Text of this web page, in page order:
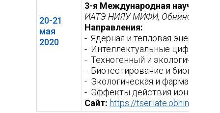
20-21
мая
2020
3-я Международная научная
ИАТЭ НИЯУ МИФИ, Обнинск
Направления:
- Ядерная и тепловая энергетика
- Интеллектуальные цифровые
- Техногенный и экологический
- Биотестирование и
- Экологическая и
- Эффекты действия
Сайт: https://tser.iate.obninsk.ru/